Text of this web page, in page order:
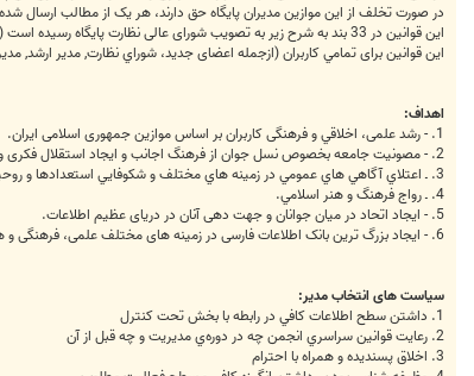
در صورت تخلف از این موازین مدیران پایگاه حق دارند، هر یک از مطالب ارسال
این قوانین در 33 بند به شرح زیر به تصویب شورای عالی نظارت پایگاه رسیده است (تغییرات احتمالی در برخی قوانین به اطلاع کاربران خواهد رسید).
این قوانین برای تمامي كاربران (ازجمله اعضای جدید، شوراي نظارت, مدير ارشد,
اهداف:
1. - رشد علمی، اخلاقي و فرهنگی کاربران بر اساس موازین جمهوری اسلامی ایران.
2. - مصونيت جامعه بخصوص نسل جوان از فرهنگ اجانب و ایجاد استقلال فکری و عملی.
3. ـ اعتلاي آگاهي هاي عمومي در زمينه هاي مختلف و شكوفايي استعدادها و روحيه تحقيق و تتبع و ابتكار.
4. ـ رواج فرهنگ و هنر اسلامي.
5. - ایجاد اتحاد در میان جوانان و جهت دهی آنان در دریای عظیم اطلاعات.
6. - ایجاد بزرگ ترین بانک اطلاعات فارسی در زمینه های مختلف علمی، فرهنگی و هنری.
سیاست های انتخاب مدیر:
1. داشتن سطح اطلاعات کافي در رابطه با بخش تحت کنترل
2. رعايت قوانين سراسري انجمن چه در دوره‌ي مديريت و چه قبل از آن
3. اخلاق پسنديده و همراه با احترام